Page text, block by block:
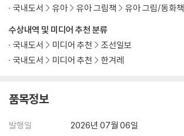
수상내역 및 미디어 추천 분류
국내도서
미디어 추천
조선일보
국내도서
미디어 추천 한겨레
국내도서
유아 유아 그림책 유아 그림/동화책
품목정보
발행일
2026년 07월 06일